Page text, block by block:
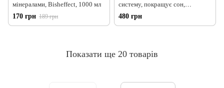
мінералами, Bisheffect, 1000 мл
170 грн 189 грн
систему, покращує сон,
підвищує стресостійкість,
сприяє розслабленню м'язів при
нігті), Грін Віза, 90 капсул
480 грн
Показати ще 20 товарів